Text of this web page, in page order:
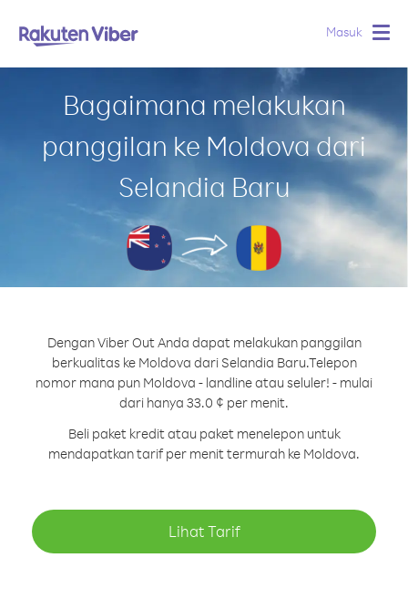
Masuk
Bagaimana melakukan
panggilan ke Moldova dari
Selandia Baru
Dengan Viber Out Anda dapat melakukan panggilan
berkualitas ke Moldova dari Selandia Baru.Telepon
nomor mana pun Moldova - landline atau seluler! - mulai
dari hanya 33.0 ¢ per menit.
Beli paket kredit atau paket menelepon untuk
mendapatkan tarif per menit termurah ke Moldova.
Lihat Tarif